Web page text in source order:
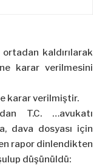
ortadan kaldırılarak
karar verilmesini
karar verilmiştir.
T.C. …avukatı
dava dosyası için
rapor dinlendikten
düşünüldü: